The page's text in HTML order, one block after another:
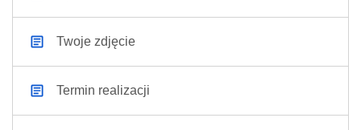
Twoje zdjęcie
Termin realizacji